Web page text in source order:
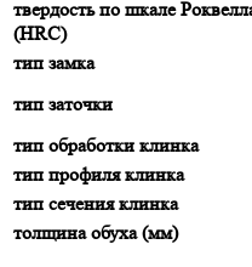
твердость по шкале
(HRC)
тип замка
тип заточки
тип обработки клинка
тип профиля клинка
тип сечения клинка
толщина обуха (мм)